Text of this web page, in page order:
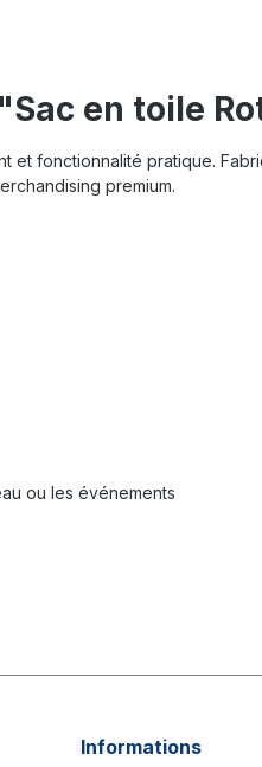
en toile
fonctionnalité pratique.
premium.
ou les événements
Informations